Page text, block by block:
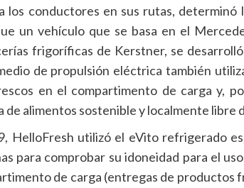
los conductores en sus rutas, determinó
un vehículo que se basa en el
frigoríficas de Kerstner, se
de propulsión eléctrica también
en el compartimento de carga y,
de alimentos sostenible y localmente libre
HelloFresh utilizó el eVito refrigerado
para comprobar su idoneidad para el
de carga (entregas de productos